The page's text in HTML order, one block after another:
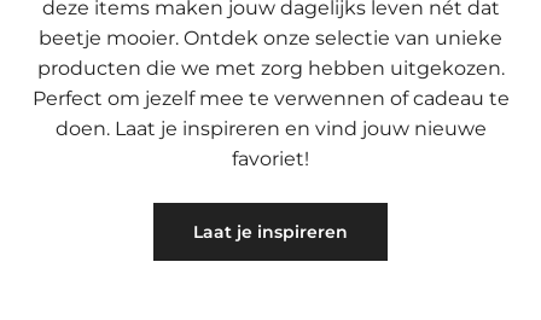
deze items maken jouw dagelijks leven nét dat
beetje mooier. Ontdek onze selectie van unieke
producten die we met zorg hebben uitgekozen.
Perfect om jezelf mee te verwennen of cadeau te
doen. Laat je inspireren en vind jouw nieuwe
favoriet!
Laat je inspireren